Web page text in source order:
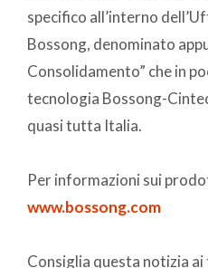
specifico all’interno
Bossong, denominato
Consolidamento” che in
tecnologia Bossong-
quasi tutta Italia.
Per informazioni sui
www.bossong.com
Consiglia questa notizia ai